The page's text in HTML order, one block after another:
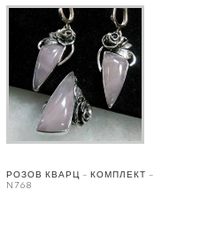
РОЗОВ КВАРЦ – КОМПЛЕКТ –
N768